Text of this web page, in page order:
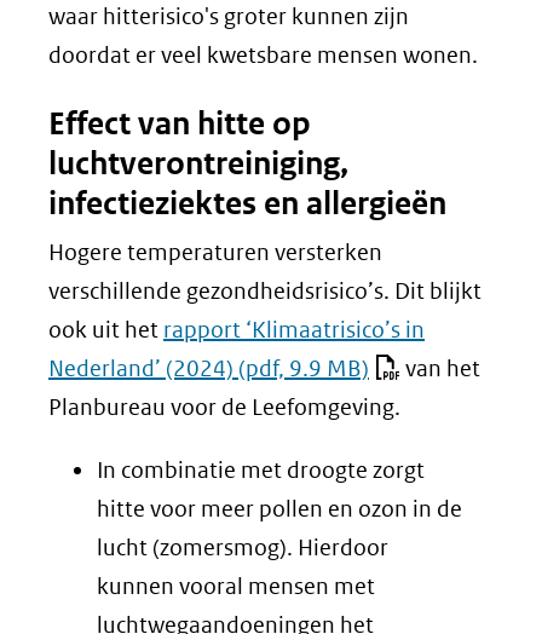
naar
een
website)
nieuw
venster)
naar
een
andere
website)
waar hitterisico's groter kunnen zijn
doordat er veel kwetsbare mensen wonen.
Effect van hitte op
luchtverontreiniging,
infectieziektes en allergieën
Hogere temperaturen versterken
verschillende gezondheidsrisico’s. Dit blijkt
ook uit het rapport ‘Klimaatrisico’s in
Nederland’ (2024) (pdf, 9.9 MB)
van het
Planbureau voor de Leefomgeving.
In combinatie met droogte zorgt
hitte voor meer pollen en ozon in de
lucht (zomersmog). Hierdoor
kunnen vooral mensen met
luchtwegaandoeningen het